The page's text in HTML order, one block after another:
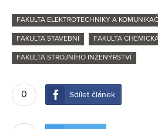
FAKULTA ELEKTROTECHNIKY A
FAKULTA STAVEBNÍ FAKULTA
FAKULTA STROJNÍHO INŽENÝRSTVÍ
0 Sdílet článek